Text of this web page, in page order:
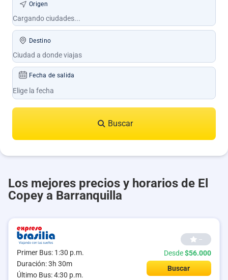
Origen
Destino
Fecha de salida
Buscar
Los mejores precios y horarios de El
Copey a Barranquilla
Primer Bus: 1:30 p.m.
Duración: 3h 30m
Último Bus: 4:30 p.m.
--
Desde$56.000
Buscar